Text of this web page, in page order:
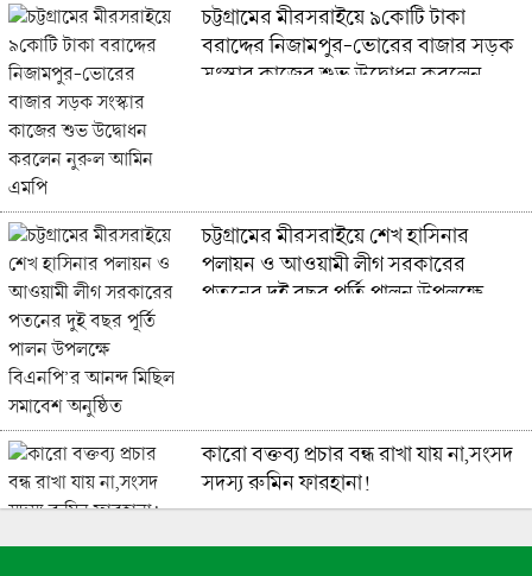
চট্টগ্রামের মীরসরাইয়ে ৯কোটি টাকা
বরাদ্দের নিজামপুর-ভোরের বাজার সড়ক
সংস্কার কাজের শুভ উদ্বোধন করলেন
চট্টগ্রামের মীরসরাইয়ে শেখ হাসিনার
পলায়ন ও আওয়ামী লীগ সরকারের
পতনের দুই বছর পূর্তি পালন উপলক্ষে
কারো বক্তব্য প্রচার বন্ধ রাখা যায় না,সংসদ
সদস্য রুমিন ফারহানা!